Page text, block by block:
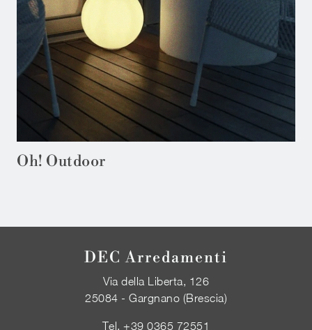
Oh! Outdoor
DEC Arredamenti
Via della Liberta, 126
25084 - Gargnano (Brescia)
Tel.+39 0365 72551